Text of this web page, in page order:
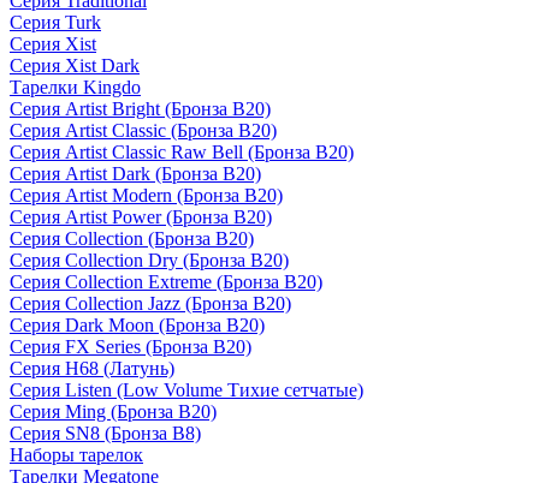
Серия Turk
Серия Xist
Серия Xist Dark
Тарелки Kingdo
Серия Artist Bright (Бронза B20)
Серия Artist Classic (Бронза B20)
Серия Artist Classic Raw Bell (Бронза B20)
Серия Artist Dark (Бронза B20)
Серия Artist Modern (Бронза B20)
Серия Artist Power (Бронза B20)
Серия Collection (Бронза B20)
Серия Collection Dry (Бронза B20)
Серия Collection Extreme (Бронза B20)
Серия Collection Jazz (Бронза B20)
Серия Dark Moon (Бронза B20)
Серия FX Series (Бронза B20)
Серия H68 (Латунь)
Серия Listen (Low Volume Тихие сетчатые)
Серия Ming (Бронза B20)
Серия SN8 (Бронза B8)
Наборы тарелок
Тарелки Megatone